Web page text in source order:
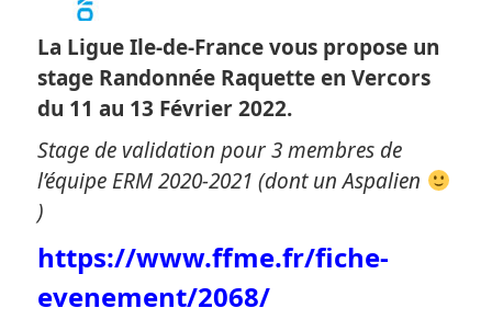
La Ligue Ile-de-France vous propose un
stage Randonnée Raquette en Vercors
du 11 au 13 Février 2022.
Stage de validation pour 3 membres de
l’équipe ERM 2020-2021 (dont un Aspalien
)
https://www.ffme.fr/fiche-
evenement/2068/